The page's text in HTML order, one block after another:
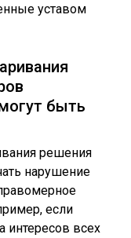
уставом
быть
решения
нарушение
если
интересов всех